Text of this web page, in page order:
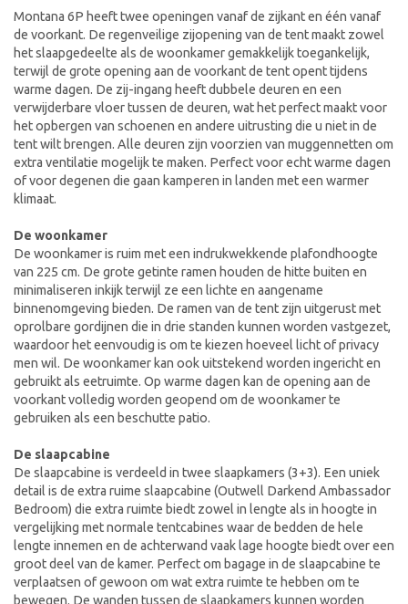
Montana 6P heeft twee openingen vanaf de zijkant en één vanaf
de voorkant. De regenveilige zijopening van de tent maakt zowel
het slaapgedeelte als de woonkamer gemakkelijk toegankelijk,
terwijl de grote opening aan de voorkant de tent opent tijdens
warme dagen. De zij-ingang heeft dubbele deuren en een
verwijderbare vloer tussen de deuren, wat het perfect maakt voor
het opbergen van schoenen en andere uitrusting die u niet in de
tent wilt brengen. Alle deuren zijn voorzien van muggennetten om
extra ventilatie mogelijk te maken. Perfect voor echt warme dagen
of voor degenen die gaan kamperen in landen met een warmer
klimaat.
De woonkamer
De woonkamer is ruim met een indrukwekkende plafondhoogte
van 225 cm. De grote getinte ramen houden de hitte buiten en
minimaliseren inkijk terwijl ze een lichte en aangename
binnenomgeving bieden. De ramen van de tent zijn uitgerust met
oprolbare gordijnen die in drie standen kunnen worden vastgezet,
waardoor het eenvoudig is om te kiezen hoeveel licht of privacy
men wil. De woonkamer kan ook uitstekend worden ingericht en
gebruikt als eetruimte. Op warme dagen kan de opening aan de
voorkant volledig worden geopend om de woonkamer te
gebruiken als een beschutte patio.
De slaapcabine
De slaapcabine is verdeeld in twee slaapkamers (3+3). Een uniek
detail is de extra ruime slaapcabine (Outwell Darkend Ambassador
Bedroom) die extra ruimte biedt zowel in lengte als in hoogte in
vergelijking met normale tentcabines waar de bedden de hele
lengte innemen en de achterwand vaak lage hoogte biedt over een
groot deel van de kamer. Perfect om bagage in de slaapcabine te
verplaatsen of gewoon om wat extra ruimte te hebben om te
bewegen. De wanden tussen de slaapkamers kunnen worden